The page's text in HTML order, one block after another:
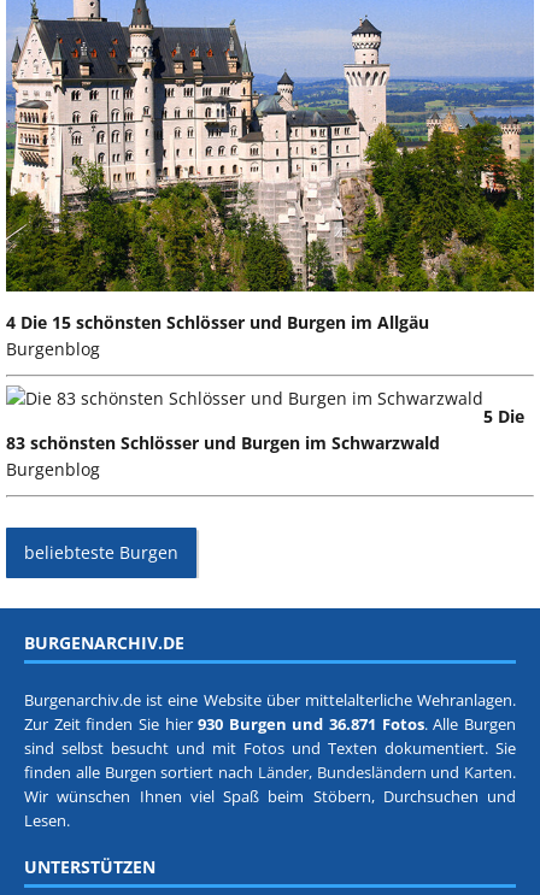
4 Die 15 schönsten Schlösser und Burgen im Allgäu
Burgenblog
5 Die
83 schönsten Schlösser und Burgen im Schwarzwald
Burgenblog
beliebteste Burgen
BURGENARCHIV.DE
Burgenarchiv.de ist eine Website über mittelalterliche Wehranlagen.
Zur Zeit finden Sie hier930 Burgen und 36.871 Fotos. Alle Burgen
sind selbst besucht und mit Fotos und Texten dokumentiert. Sie
finden alle Burgen sortiert nach Länder, Bundesländern und Karten.
Wir wünschen Ihnen viel Spaß beim Stöbern, Durchsuchen und
Lesen.
UNTERSTÜTZEN